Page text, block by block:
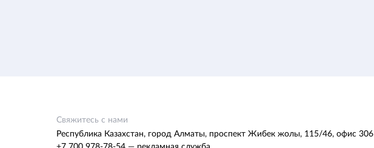
Свяжитесь с нами
Республика Казахстан, город Алматы, проспект Жибек жолы, 115/46, офис 306